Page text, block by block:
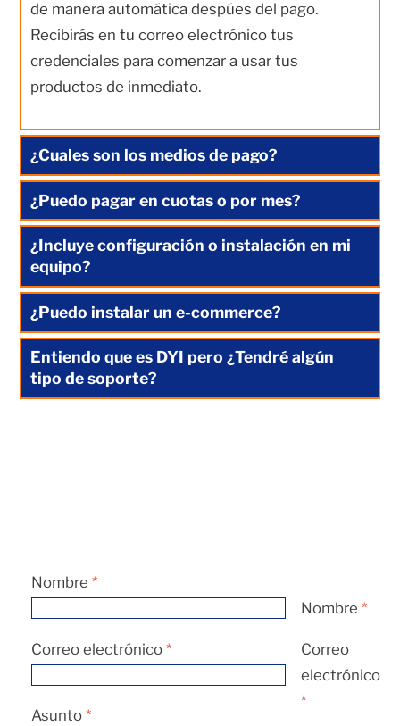
de manera automática despúes del pago.
Recibirás en tu correo electrónico tus
credenciales para comenzar a usar tus
productos de inmediato.
¿Cuales son los medios de pago?
¿Puedo pagar en cuotas o por mes?
¿Incluye configuración o instalación en mi
equipo?
¿Puedo instalar un e-commerce?
Entiendo que es DYI pero ¿Tendré algún
tipo de soporte?
Nombre *
Nombre *
Correo electrónico *
Correo
electrónico
*
Asunto *